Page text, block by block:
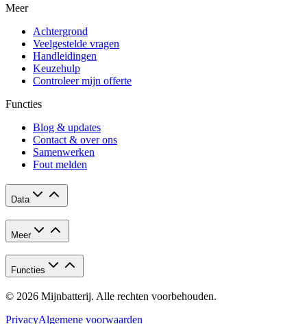
Meer
Achtergrond
Veelgestelde vragen
Handleidingen
Keuzehulp
Controleer mijn offerte
Functies
Blog & updates
Contact & over ons
Samenwerken
Fout melden
Data
Meer
Functies
© 2026 Mijnbatterij. Alle rechten voorbehouden.
PrivacyAlgemene voorwaarden